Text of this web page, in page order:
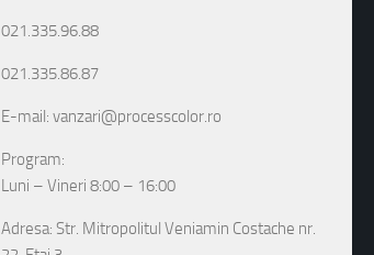
021.335.96.88
021.335.86.87
E-mail: vanzari@processcolor.ro
Program:
Luni – Vineri 8:00 – 16:00
Adresa: Str. Mitropolitul Veniamin Costache nr.